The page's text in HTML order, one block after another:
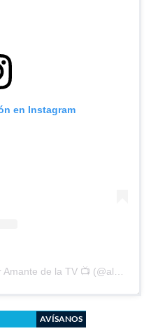
en Instagram
Una publicación compartida por Amante de la TV 📺 (@alguien_te_observa)
AVÍSANOS